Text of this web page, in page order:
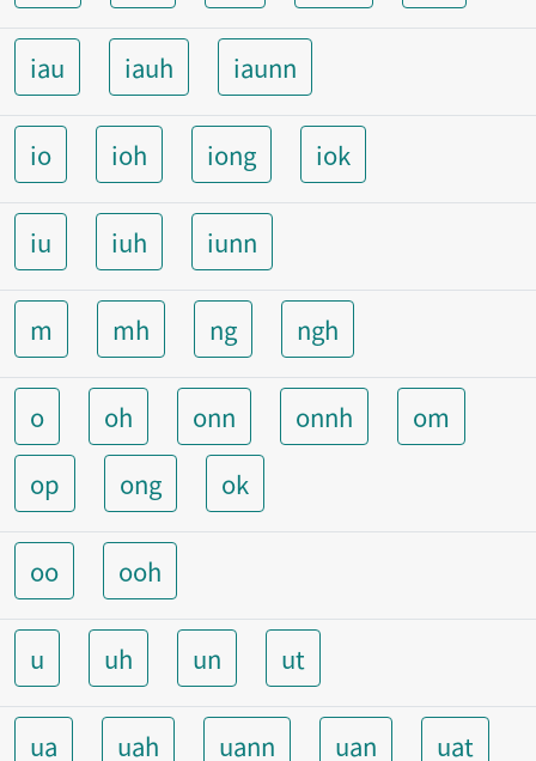
iau iauh iaunn
io ioh iong iok
iu iuh iunn
m mh ng ngh
o oh onn onnh
om
op
ong ok
oo ooh
u uh un ut
ua uah uann uan
uat